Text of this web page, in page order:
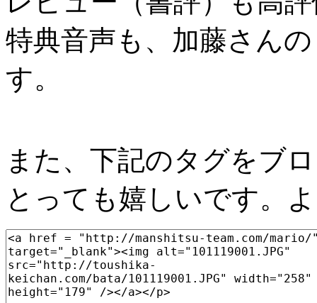
特典音声も、加藤さん
す。
また、下記のタグをブ
とっても嬉しいです。